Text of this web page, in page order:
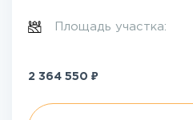
Площадь участка:
2 364 550 ₽